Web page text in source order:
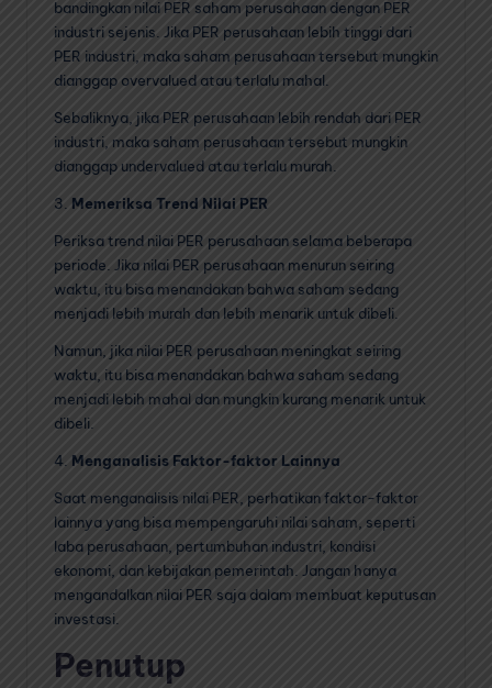
bandingkan nilai PER saham perusahaan dengan PER
industri sejenis. Jika PER perusahaan lebih tinggi dari
PER industri, maka saham perusahaan tersebut mungkin
dianggap overvalued atau terlalu mahal.
Sebaliknya, jika PER perusahaan lebih rendah dari PER
industri, maka saham perusahaan tersebut mungkin
dianggap undervalued atau terlalu murah.
3. Memeriksa Trend Nilai PER
Periksa trend nilai PER perusahaan selama beberapa
periode. Jika nilai PER perusahaan menurun seiring
waktu, itu bisa menandakan bahwa saham sedang
menjadi lebih murah dan lebih menarik untuk dibeli.
Namun, jika nilai PER perusahaan meningkat seiring
waktu, itu bisa menandakan bahwa saham sedang
menjadi lebih mahal dan mungkin kurang menarik untuk
dibeli.
4. Menganalisis Faktor-faktor Lainnya
Saat menganalisis nilai PER, perhatikan faktor-faktor
lainnya yang bisa mempengaruhi nilai saham, seperti
laba perusahaan, pertumbuhan industri, kondisi
ekonomi, dan kebijakan pemerintah. Jangan hanya
mengandalkan nilai PER saja dalam membuat keputusan
investasi.
Penutup